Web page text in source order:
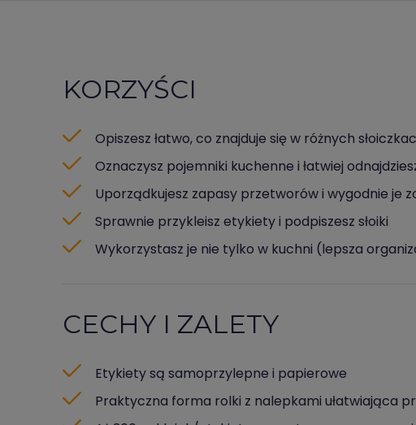
KORZYŚCI
Opiszesz łatwo, co znajduje się w różnych
Oznaczysz pojemniki kuchenne i łatwiej
Uporządkujesz zapasy przetworów i wygodnie je
Sprawnie przykleisz etykiety i podpiszesz słoiki
Wykorzystasz je nie tylko w kuchni (lepsza
CECHY I ZALETY
Etykiety są samoprzylepne i papierowe
Praktyczna forma rolki z nalepkami ułatwiająca